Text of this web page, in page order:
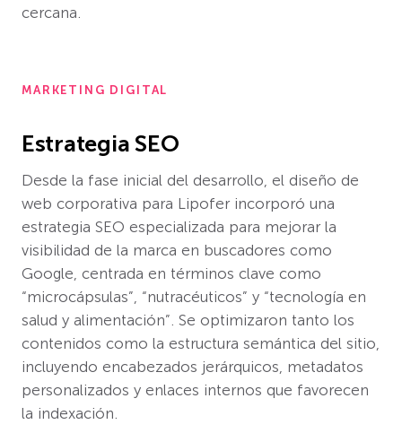
cercana.
MARKETING DIGITAL
Estrategia SEO
Desde la fase inicial del desarrollo, el diseño de
web corporativa para Lipofer incorporó una
estrategia SEO especializada para mejorar la
visibilidad de la marca en buscadores como
Google, centrada en términos clave como
“microcápsulas”, “nutracéuticos” y “tecnología en
salud y alimentación”. Se optimizaron tanto los
contenidos como la estructura semántica del sitio,
incluyendo encabezados jerárquicos, metadatos
personalizados y enlaces internos que favorecen
la indexación.